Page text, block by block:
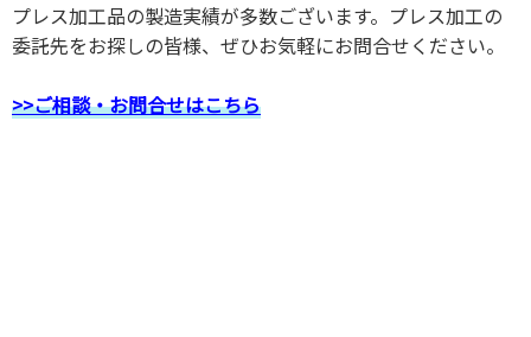
プレス加工品の製造実績が多数ございます。プレス加工の
委託先をお探しの皆様、ぜひお気軽にお問合せください。
>>ご相談・お問合せはこちら